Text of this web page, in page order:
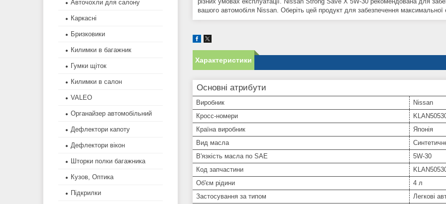
вашого автомобіля Nissan. Оберіть цей продукт для забезпечення максимальної
Характеристики
Основні атрибути
Виробник
Nissan
Кросс-номери
Країна виробник
Японія
Вид масла
В'язкість масла по SAE
5W-30
Код запчастини
Об'єм рідини
4 л
Застосування за типом
Легкові
Авточохли для салону
Каркасні
Бризковики
Килимки в багажник
Гумки щіток
Килимки в салон
VALEO
Органайзер автомобільний
Дефлектори капоту
Дефлектори вікон
Шторки полки багажника
Кузов, Оптика
Підкрилки